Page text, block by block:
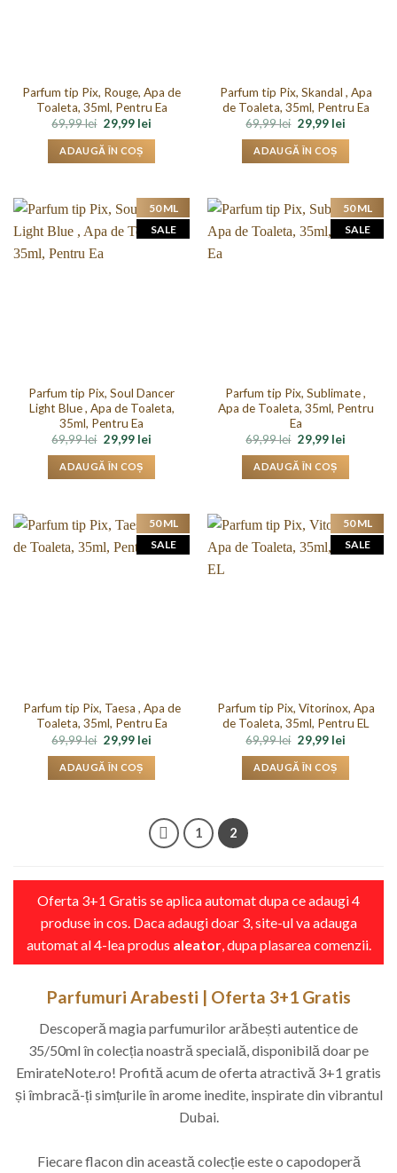
Parfum tip Pix, Rouge, Apa de
Toaleta, 35ml, Pentru Ea
69,99lei Prețul
inițial
a
fost:
29,99 leiPrețul
ADAUGĂ ÎN COȘ
Parfum tip Pix, Skandal , Apa
de Toaleta, 35ml, Pentru Ea
69,99lei Prețul
inițial
a
fost:
29,99 leiPrețul
ADAUGĂ ÎN COȘ
Parfum tip Pix, Soul Dancer
Light Blue , Apa de Toaleta,
35ml, Pentru Ea
69,99lei Prețul
inițial
a
fost:
29,99 leiPrețul
ADAUGĂ ÎN COȘ
50 ML
SALE
Parfum tip Pix, Sublimate ,
Apa de Toaleta, 35ml, Pentru
Ea
69,99lei Prețul
inițial
a
fost:
29,99 leiPrețul
ADAUGĂ ÎN COȘ
50 ML
SALE
Parfum tip Pix, Taesa , Apa de
Toaleta, 35ml, Pentru Ea
69,99lei Prețul
inițial
a
fost:
29,99 leiPrețul
ADAUGĂ ÎN COȘ
50 ML
SALE
Parfum tip Pix, Vitorinox, Apa
de Toaleta, 35ml, Pentru EL
69,99lei Prețul
inițial
a
fost:
29,99 leiPrețul
ADAUGĂ ÎN COȘ
50 ML
SALE
1 2
Oferta 3+1 Gratis se aplica automat dupa ce adaugi 4
produse in cos. Daca adaugi doar 3, site-ul va adauga
automat al 4-lea produs aleator, dupa plasarea comenzii.
Parfumuri Arabesti | Oferta 3+1 Gratis
Descoperă magia parfumurilor arăbești autentice de
35/50ml în colecția noastră specială, disponibilă doar pe
EmirateNote.ro! Profită acum de oferta atractivă 3+1 gratis
și îmbracă-ți simțurile în arome inedite, inspirate din vibrantul
Dubai.
Fiecare flacon din această colecție este o capodoperă